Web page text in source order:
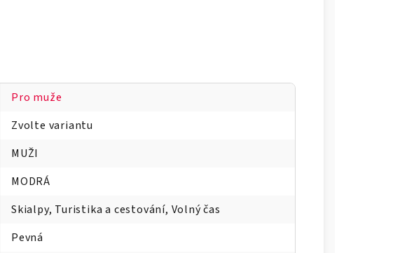
Pro muže
Zvolte variantu
MUŽI
MODRÁ
Skialpy, Turistika a cestování, Volný čas
Pevná